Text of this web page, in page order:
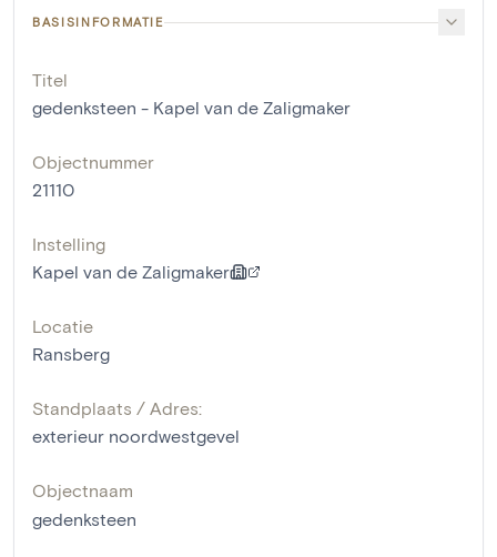
BASISINFORMATIE
Titel
gedenksteen - Kapel van de Zaligmaker
Objectnummer
21110
Instelling
Kapel van de Zaligmaker
Locatie
Ransberg
Standplaats / Adres:
exterieur noordwestgevel
Objectnaam
gedenksteen